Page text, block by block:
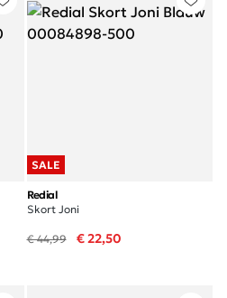
SALE
Redial
Skort Joni
€ 44,99 € 22,50